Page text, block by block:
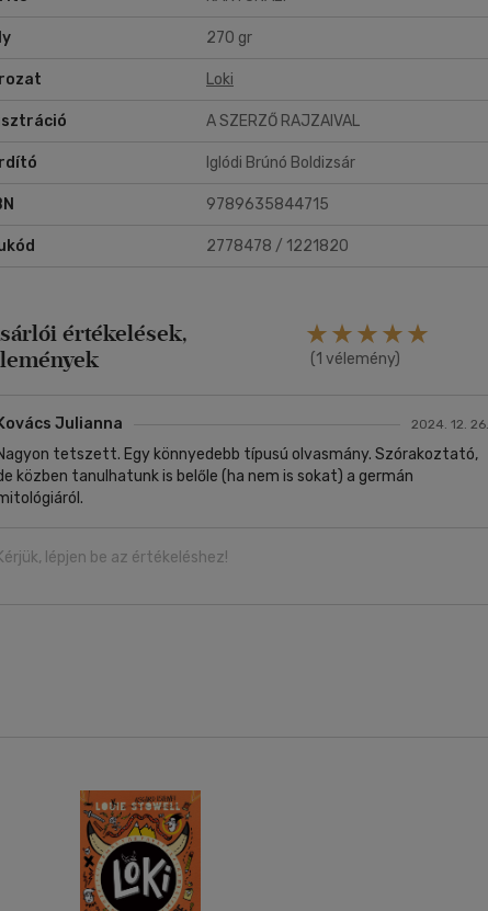
270 gr
Loki
A SZERZŐ RAJZAIVAL
Iglódi Brúnó Boldizsár
9789635844715
2778478 / 1221820
értékelések,
(1 vélemény)
Kovács Julianna 2024. 12. 26.
tetszett. Egy könnyedebb típusú olvasmány. Szórakoztató,
közben tanulhatunk is belőle (ha nem is sokat) a germán
lépjen be az értékeléshez!